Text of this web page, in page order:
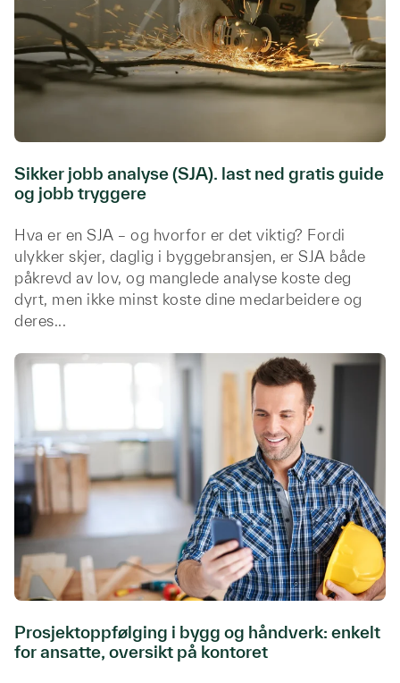
Sikker jobb analyse (SJA). last ned gratis guide
og jobb tryggere
Hva er en SJA – og hvorfor er det viktig? Fordi
ulykker skjer, daglig i byggebransjen, er SJA både
påkrevd av lov, og manglede analyse koste deg
dyrt, men ikke minst koste dine medarbeidere og
deres...
Prosjektoppfølging i bygg og håndverk: enkelt
for ansatte, oversikt på kontoret